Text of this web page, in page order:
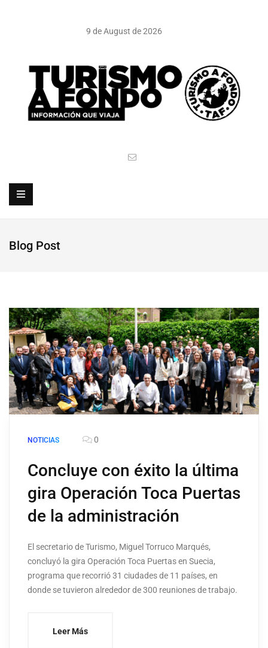
9 de August de 2026
Blog Post
NOTICIAS 0
Concluye con éxito la última
gira Operación Toca Puertas
de la administración
El secretario de Turismo, Miguel Torruco Marqués,
concluyó la gira Operación Toca Puertas en Suecia,
programa que recorrió 31 ciudades de 11 países, en
donde se tuvieron alrededor de 300 reuniones de trabajo.
Leer Más